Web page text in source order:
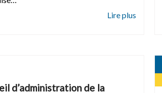
d’administration de la